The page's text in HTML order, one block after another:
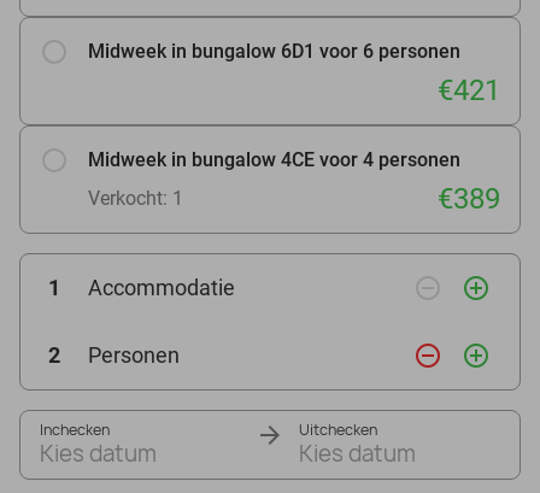
Midweek in bungalow 6D1 voor 6 personen
€421
Midweek in bungalow 4CE voor 4 personen
Verkocht: 1
€389
1 Accommodatie remove_circle_outline add_circle_outline
2 Personen remove_circle_outline add_circle_outline
Inchecken
Kies datum
Uitchecken
Kies datum